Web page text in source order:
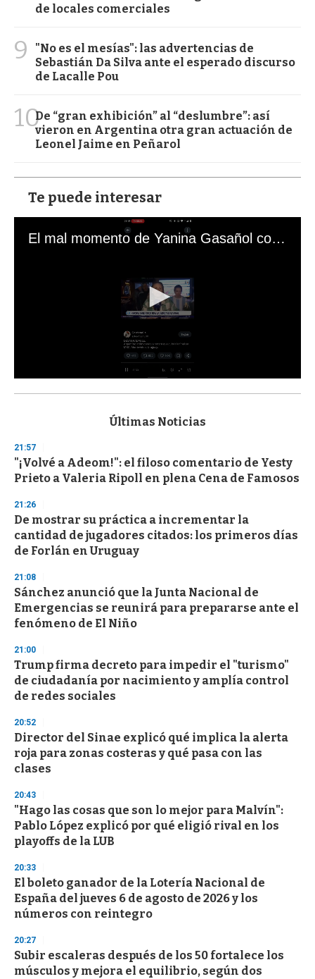
de locales comerciales
9
"No es el mesías": las advertencias de
Sebastián Da Silva ante el esperado discurso
de Lacalle Pou
10De “gran exhibición” al “deslumbre”: así
vieron en Argentina otra gran actuación de
Leonel Jaime en Peñarol
Te puede interesar
El mal momento de Yanina Gasañol con un hincha argentino en "Subrayado"
s
d
s
o
f
3
s
c
o
d
s
Últimas Noticias
21:57
"¡Volvé a Adeom!": el filoso comentario de Yesty
Prieto a Valeria Ripoll en plena Cena de Famosos
21:26
De mostrar su práctica a incrementar la
cantidad de jugadores citados: los primeros días
de Forlán en Uruguay
21:08
Sánchez anunció que la Junta Nacional de
Emergencias se reunirá para prepararse ante el
fenómeno de El Niño
21:00
Trump firma decreto para impedir el "turismo"
de ciudadanía por nacimiento y amplía control
de redes sociales
20:52
Director del Sinae explicó qué implica la alerta
roja para zonas costeras y qué pasa con las
clases
20:43
"Hago las cosas que son lo mejor para Malvín":
Pablo López explicó por qué eligió rival en los
playoffs de la LUB
20:33
El boleto ganador de la Lotería Nacional de
España del jueves 6 de agosto de 2026 y los
números con reintegro
20:27
Subir escaleras después de los 50 fortalece los
músculos y mejora el equilibrio, según dos